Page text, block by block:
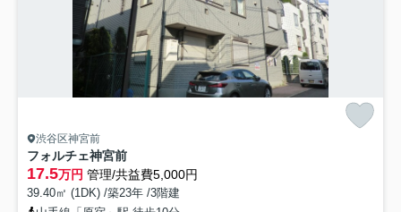
渋谷区神宮前
フォルチェ神宮前
17.5万円 管理/共益費5,000円
39.40㎡ (1DK) /築23年 /3階建